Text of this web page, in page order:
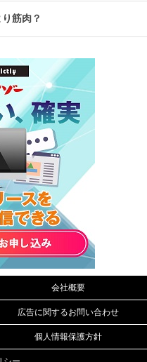
筋肉？
会社概要
広告に関するお問い合わせ
個人情報保護方針